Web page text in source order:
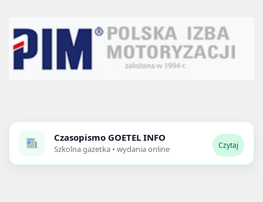
Czasopismo GOETEL INFO
Szkolna gazetka • wydania online Czytaj